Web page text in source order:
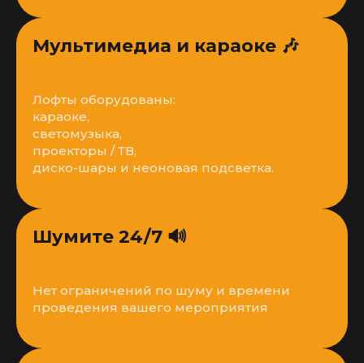
Мультимедиа и караоке 🎶
Лофты оборудованы:
караоке,
светомузыка,
проекторы / ТВ,
диско-шары и неоновая подсветка.
Шумите 24/7 🔊
Нет ограничений по шуму и времени
проведения вашего мероприятия